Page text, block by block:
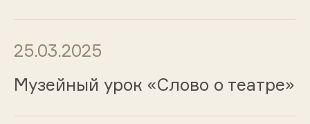
25.03.2025
Музейный урок «Слово о театре»